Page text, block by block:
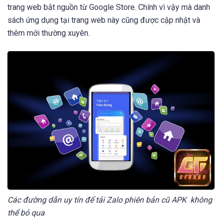
trang web bắt nguồn từ Google Store. Chính vì vậy mà danh
sách ứng dụng tại trang web này cũng được cập nhật và
thêm mới thường xuyên.
Các đường dẫn uy tín để tải Zalo phiên bản cũ APK không
thể bỏ qua